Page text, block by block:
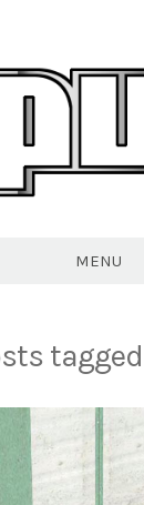
MENU
tagged